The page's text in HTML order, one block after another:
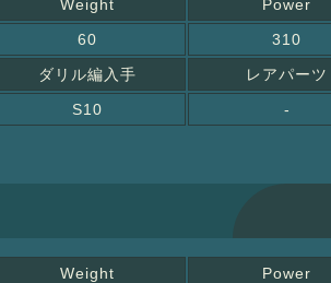
Weight
Power
60
310
ダリル編入手
レアパーツ
S10 -
Weight
Power